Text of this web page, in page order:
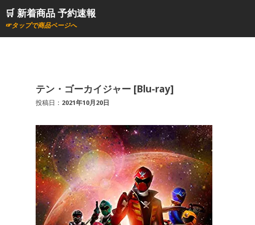
ン🛒 新着商品 予約速報
☞タップで商品ページへ
テン・ゴーカイジャー [Blu-ray]
投稿日： 2021年10月20日